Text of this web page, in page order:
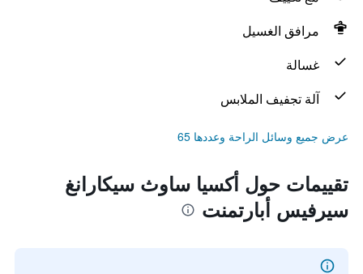
مرافق الغسيل
غسالة
آلة تجفيف الملابس
عرض جميع وسائل الراحة وعددها 65
تقييمات حول أكسيا ساوث سيكارانغ
سيرفيس أبارتمنت